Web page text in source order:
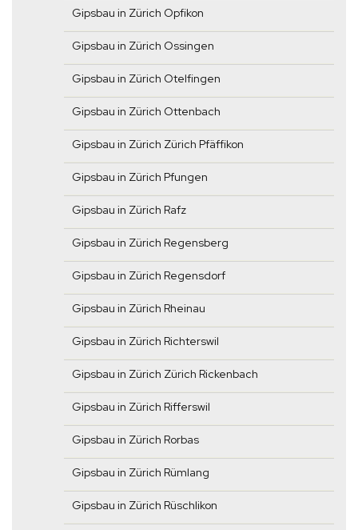
Gipsbau in Zürich Opfikon
Gipsbau in Zürich Ossingen
Gipsbau in Zürich Otelfingen
Gipsbau in Zürich Ottenbach
Gipsbau in Zürich Zürich Pfäffikon
Gipsbau in Zürich Pfungen
Gipsbau in Zürich Rafz
Gipsbau in Zürich Regensberg
Gipsbau in Zürich Regensdorf
Gipsbau in Zürich Rheinau
Gipsbau in Zürich Richterswil
Gipsbau in Zürich Zürich Rickenbach
Gipsbau in Zürich Rifferswil
Gipsbau in Zürich Rorbas
Gipsbau in Zürich Rümlang
Gipsbau in Zürich Rüschlikon